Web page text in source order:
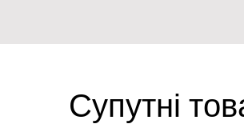
Супутні